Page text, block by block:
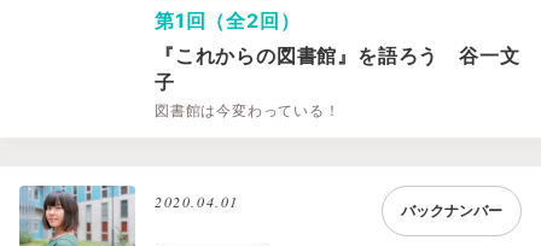
第1回（全2回）
『これからの図書館』を語ろう 谷一文
子
図書館は今変わっている！
2020.04.01 バックナンバー